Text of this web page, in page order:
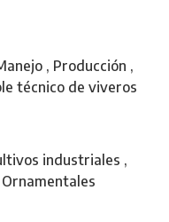
, Producción ,
técnico de viveros
industriales ,